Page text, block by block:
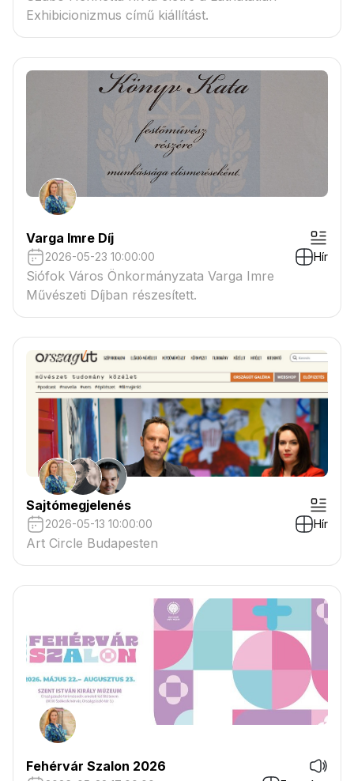
Exhibicionizmus című kiállítást.
Varga Imre Díj
2026-05-23 10:00:00 Hír
Siófok Város Önkormányzata Varga Imre
Művészeti Díjban részesített.
Sajtómegjelenés
2026-05-13 10:00:00 Hír
Art Circle Budapesten
Fehérvár Szalon 2026